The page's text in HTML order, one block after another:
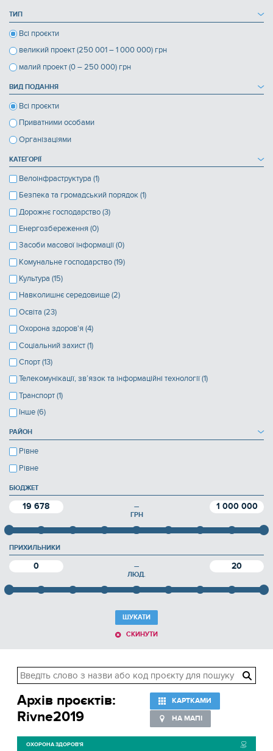
ТИП
Всі проєкти
великий проект (250 001 – 1 000 000) грн
малий проект (0 – 250 000) грн
ВИД ПОДАННЯ
Всі проєкти
Приватними особами
Організаціями
КАТЕГОРІЇ
Велоінфраструктура (1)
Безпека та громадський порядок (1)
Дорожнє господарство (3)
Енергозбереження (0)
Засоби масової інформації (0)
Комунальне господарство (19)
Культура (15)
Навколишнє середовище (2)
Освіта (23)
Охорона здоров'я (4)
Соціальний захист (1)
Спорт (13)
Телекомунікації, зв’язок та інформаційні технології (1)
Транспорт (1)
Інше (6)
РАЙОН
Рівне
Рівне
БЮДЖЕТ
19 678 — 1 000 000
ГРН
ПРИХИЛЬНИКИ
0 — 20
ЛЮД.
ШУКАТИ
СКИНУТИ
Архів проєктів:
Rivne2019
КАРТКАМИ
НА МАПІ
ОХОРОНА ЗДОРОВ'Я